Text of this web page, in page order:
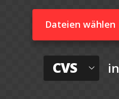
Dateien wählen
CVS in